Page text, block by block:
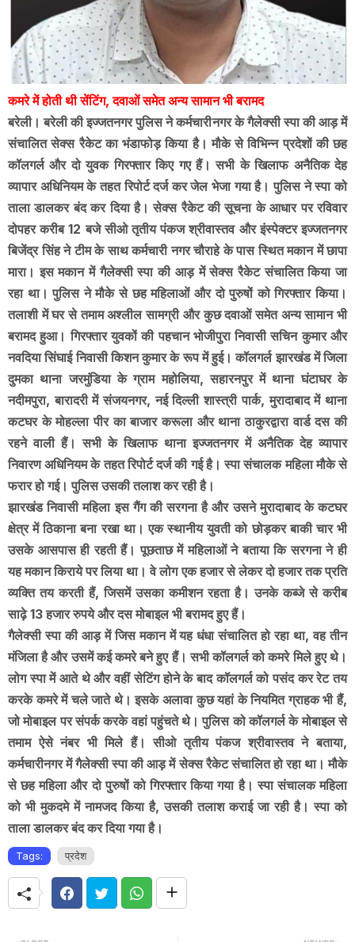
कमरे में होती थी सेंटिंग, दवाओं समेत अन्य सामान भी बरामद
बरेली। बरेली की इज्जतनगर पुलिस ने कर्मचारीनगर के गैलेक्सी स्पा की आड़ में
संचालित सेक्स रैकेट का भंडाफोड़ किया है। मौके से विभिन्न प्रदेशों की छह
कॉलगर्ल और दो युवक गिरफ्तार किए गए हैं। सभी के खिलाफ अनैतिक देह
व्यापार अधिनियम के तहत रिपोर्ट दर्ज कर जेल भेजा गया है। पुलिस ने स्पा को
ताला डालकर बंद कर दिया है। सेक्स रैकेट की सूचना के आधार पर रविवार
दोपहर करीब 12 बजे सीओ तृतीय पंकज श्रीवास्तव और इंस्पेक्टर इज्जतनगर
बिजेंद्र सिंह ने टीम के साथ कर्मचारी नगर चौराहे के पास स्थित मकान में छापा
मारा। इस मकान में गैलेक्सी स्पा की आड़ में सेक्स रैकेट संचालित किया जा
रहा था। पुलिस ने मौके से छह महिलाओं और दो पुरुषों को गिरफ्तार किया।
तलाशी में घर से तमाम अश्लील सामग्री और कुछ दवाओं समेत अन्य सामान भी
बरामद हुआ। गिरफ्तार युवकों की पहचान भोजीपुरा निवासी सचिन कुमार और
नवदिया सिंघाई निवासी किशन कुमार के रूप में हुई। कॉलगर्ल झारखंड में जिला
दुमका थाना जरमुंडिया के ग्राम महोलिया, सहारनपुर में थाना घंटाघर के
नदीमपुरा, बारादरी में संजयनगर, नई दिल्ली शास्त्री पार्क, मुरादाबाद में थाना
कटघर के मोहल्ला पीर का बाजार करूला और थाना ठाकुरद्वारा वार्ड दस की
रहने वाली हैं। सभी के खिलाफ थाना इज्जतनगर में अनैतिक देह व्यापार
निवारण अधिनियम के तहत रिपोर्ट दर्ज की गई है। स्पा संचालक महिला मौके से
फरार हो गई। पुलिस उसकी तलाश कर रही है।
झारखंड निवासी महिला इस गैंग की सरगना है और उसने मुरादाबाद के कटघर
क्षेत्र में ठिकाना बना रखा था। एक स्थानीय युवती को छोड़कर बाकी चार भी
उसके आसपास ही रहती हैं। पूछताछ में महिलाओं ने बताया कि सरगना ने ही
यह मकान किराये पर लिया था। वे लोग एक हजार से लेकर दो हजार तक प्रति
व्यक्ति तय करती हैं, जिसमें उसका कमीशन रहता है। उनके कब्जे से करीब
साढ़े 13 हजार रुपये और दस मोबाइल भी बरामद हुए हैं।
गैलेक्सी स्पा की आड़ में जिस मकान में यह धंधा संचालित हो रहा था, वह तीन
मंजिला है और उसमें कई कमरे बने हुए हैं। सभी कॉलगर्ल को कमरे मिले हुए थे।
लोग स्पा में आते थे और वहीं सेटिंग होने के बाद कॉलगर्ल को पसंद कर रेट तय
करके कमरे में चले जाते थे। इसके अलावा कुछ यहां के नियमित ग्राहक भी हैं,
जो मोबाइल पर संपर्क करके वहां पहुंचते थे। पुलिस को कॉलगर्ल के मोबाइल से
तमाम ऐसे नंबर भी मिले हैं। सीओ तृतीय पंकज श्रीवास्तव ने बताया,
कर्मचारीनगर में गैलेक्सी स्पा की आड़ में सेक्स रैकेट संचालित हो रहा था। मौके
से छह महिला और दो पुरुषों को गिरफ्तार किया गया है। स्पा संचालक महिला
को भी मुकदमे में नामजद किया है, उसकी तलाश कराई जा रही है। स्पा को
ताला डालकर बंद कर दिया गया है।
Tags: प्रदेश